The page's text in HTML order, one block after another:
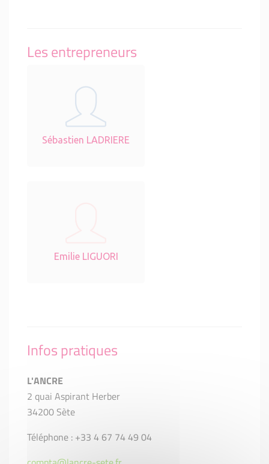
Les entrepreneurs
Sébastien LADRIERE
Emilie LIGUORI
Infos pratiques
L'ANCRE
2 quai Aspirant Herber
34200 Sète
Téléphone : +33 4 67 74 49 04